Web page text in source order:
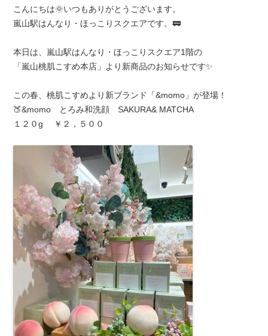
こんにちは🌞いつもありがとうございます。
嵐山駅はんなり・ほっこりスクエアです。🚃
本日は、嵐山駅はんなり・ほっこりスクエア1階の
「嵐山桃肌こすめ本店」より新商品のお知らせです✨
この春、桃肌こすめより新ブランド「&momo」が登場！
🍑&momo とろみ和洗顔 SAKURA& MATCHA
１２０g ￥２，５００